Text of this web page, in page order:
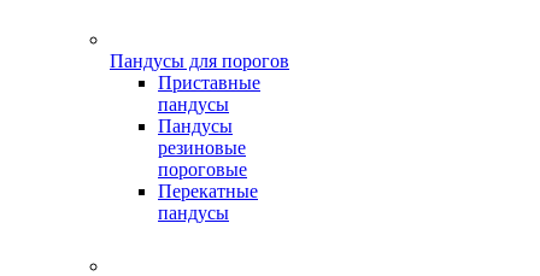
Пандусы для порогов
Приставные
пандусы
Пандусы
резиновые
пороговые
Перекатные
пандусы